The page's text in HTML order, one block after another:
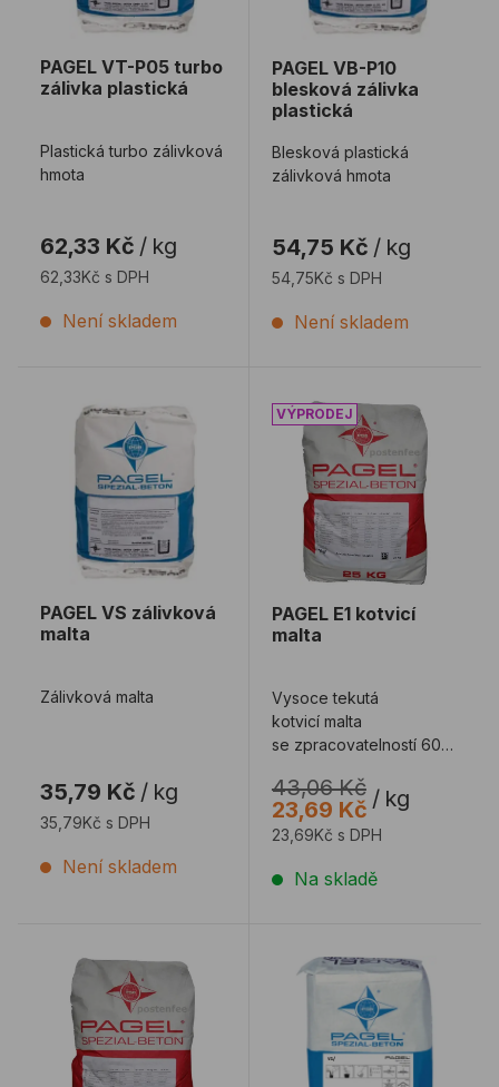
PAGEL VT-P05 turbo
zálivka plastická
Plastická turbo zálivková
hmota
62,33 Kč / kg
62,33Kč s DPH
Není skladem
PAGEL VB-P10
blesková zálivka
plastická
Blesková plastická
zálivková hmota
54,75 Kč / kg
54,75Kč s DPH
Není skladem
PAGEL VS zálivková malta
PAGEL VS zálivková
malta
Zálivková malta
35,79 Kč / kg
35,79Kč s DPH
Není skladem
PAGEL E1 kotvicí malta
PAGEL E1 kotvicí
malta
Vysoce tekutá
kotvicí malta
se zpracovatelností 60
43,06 Kč
23,69 Kč / kg
23,69Kč s DPH
Na skladě
PAGEL E1SF kotvicí malta PAGEL V1 nesvraštivě